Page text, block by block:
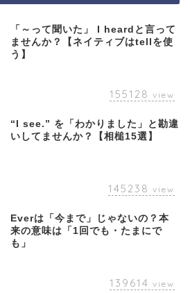
「～って聞いた」 I heardと言って
ませんか？【ネイティブはtellを使
う】
155128 view
“I see.” を「わかりました」と勘違
いしてませんか？【相槌15選】
145238 view
Everは「今まで」じゃないの？本
来の意味は「1回でも・たまにで
も」
139614 view